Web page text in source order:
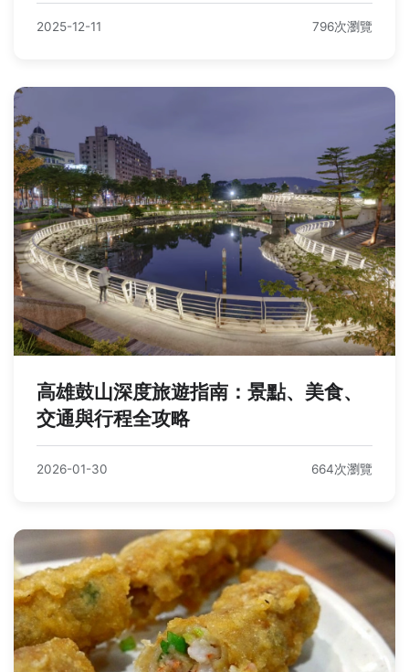
2025-12-11 796次瀏覽
高雄鼓山深度旅遊指南：景點、美食、
交通與行程全攻略
2026-01-30 664次瀏覽